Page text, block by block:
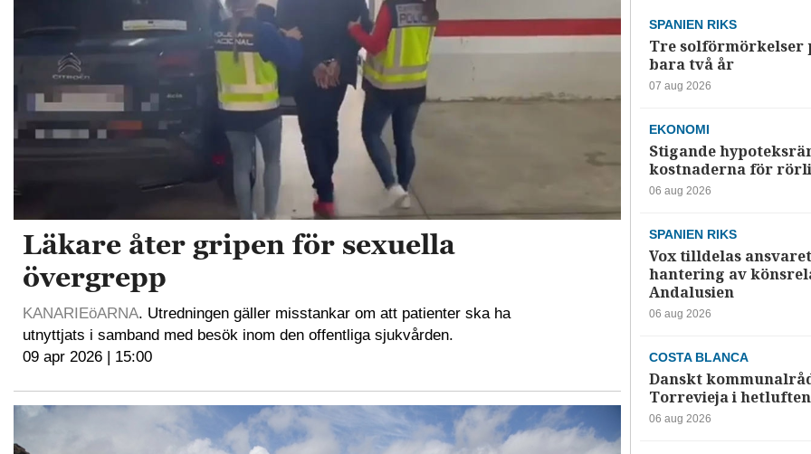
Läkare åter gripen för sexuella
övergrepp
KANARIEöARNA. Utredningen gäller misstankar om att patienter ska ha
utnyttjats i samband med besök inom den offentliga sjukvården.
09 apr 2026 | 15:00
SPANIEN RIKS
Tre solförmörkelser
bara två år
07 aug 2026
EKONOMI
Stigande
kostnaderna för
06 aug 2026
SPANIEN RIKS
Vox tilldelas
hantering av
Andalusien
06 aug 2026
COSTA BLANCA
Danskt
Torrevieja i hetluften
06 aug 2026